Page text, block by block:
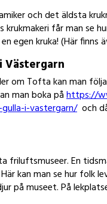
och det äldsta
får man se
egen kruka! (Här finns
Västergarn
om Tofta kan man
man boka påhttps://
i-vastergarn/och
friluftsmuseer. En
kan man se hur folk
på museet. På